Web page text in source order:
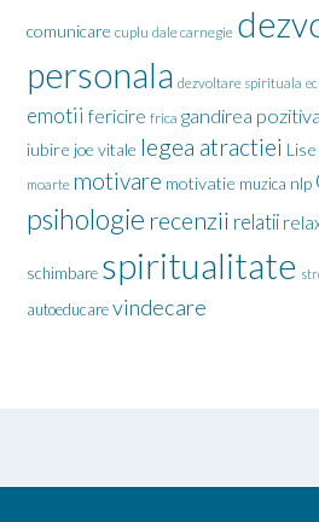
comunicare cuplu dale carnegie
personala dezvoltare spirituala
emotii fericire frica gandirea pozitiva
iubire joe vitale legea atractiei
moarte motivare motivatie muzica nlp
psihologie recenzii relatii
schimbare spiritualitate
autoeducarevindecare